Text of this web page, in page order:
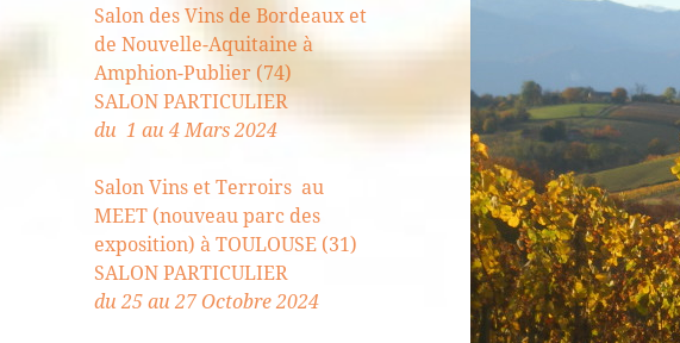
Salon des Vins de Bordeaux et
de Nouvelle-Aquitaine à
Amphion-Publier (74)
SALON PARTICULIER
du 1 au 4 Mars 2024
Salon Vins et Terroirs au
MEET (nouveau parc des
exposition) à TOULOUSE (31)
SALON PARTICULIER
du 25 au 27 Octobre 2024